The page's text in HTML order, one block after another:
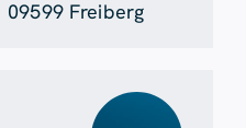
Freiberg